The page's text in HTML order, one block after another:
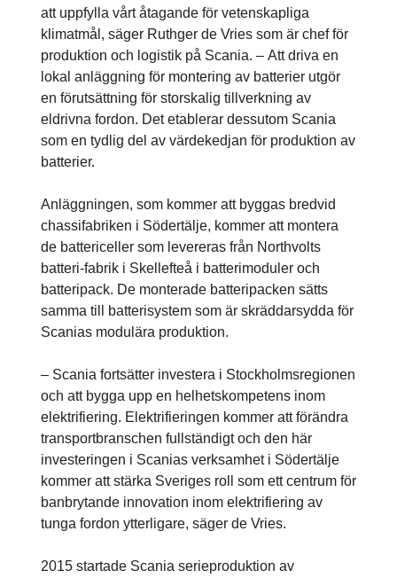
att uppfylla vårt åtagande för vetenskapliga
klimatmål, säger Ruthger de Vries som är chef för
produktion och logistik på Scania. – Att driva en
lokal anläggning för montering av batterier utgör
en förutsättning för storskalig tillverkning av
eldrivna fordon. Det etablerar dessutom Scania
som en tydlig del av värdekedjan för produktion av
batterier.
Anläggningen, som kommer att byggas bredvid
chassifabriken i Södertälje, kommer att montera
de battericeller som levereras från Northvolts
batteri-fabrik i Skellefteå i batterimoduler och
batteripack. De monterade batteripacken sätts
samma till batterisystem som är skräddarsydda för
Scanias modulära produktion.
– Scania fortsätter investera i Stockholmsregionen
och att bygga upp en helhetskompetens inom
elektrifiering. Elektrifieringen kommer att förändra
transportbranschen fullständigt och den här
investeringen i Scanias verksamhet i Södertälje
kommer att stärka Sveriges roll som ett centrum för
banbrytande innovation inom elektrifiering av
tunga fordon ytterligare, säger de Vries.
2015 startade Scania serieproduktion av